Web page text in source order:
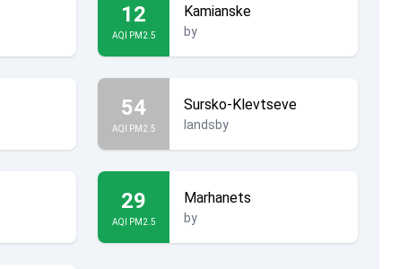
12
AQI PM2.5
Kamianske
by
54
AQI PM2.5
Sursko-Klevtseve
landsby
29
AQI PM2.5
Marhanets
by